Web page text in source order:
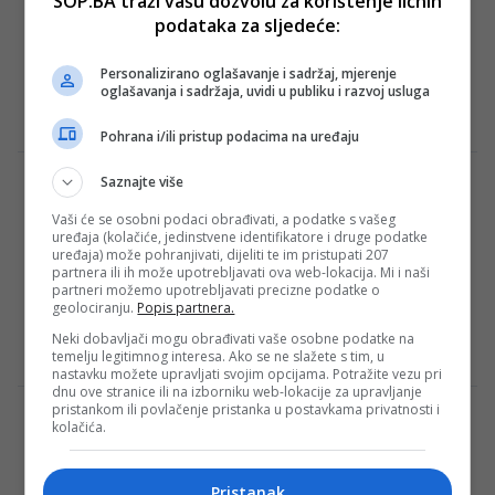
prvaka
Fudbaleri Milana večeras će od 18:45 sati
na San Siru u okviru prvog kola Lige
prvaka ugostiti Newcastle. Za Milan…
Svih osam mečeva Lige prvaka večeras
možete gledati u direktnom TV prijenosu!
Najjače klupsko nogometno natjecanje,
Liga prvaka, započinje današnjim
utakmicama 1. kola. Na teren će, među
ostalima, i branitelj naslova Manchester…
Redakcija Sop·19/09/2023
Ovo je najslabiji tim koji bi Pep mogao
izvesti protiv Crvene zvezde – i dalje je
zastrašujuć!
podataka za sljedeće:
Personalizirano oglašavanje i sadržaj, mjerenje
oglašavanja i sadržaja, uvidi u publiku i razvoj usluga
Pohrana i/ili pristup podacima na uređaju
Saznajte više
Vaši će se osobni podaci obrađivati, a podatke s vašeg
uređaja (kolačiće, jedinstvene identifikatore i druge podatke
uređaja) može pohranjivati, dijeliti te im pristupati 207
partnera ili ih može upotrebljavati ova web-lokacija. Mi i naši
partneri možemo upotrebljavati precizne podatke o
geolociranju. Popis partnera.
Neki dobavljači mogu obrađivati vaše osobne podatke na
temelju legitimnog interesa. Ako se ne slažete s tim, u
nastavku možete upravljati svojim opcijama. Potražite vezu pri
dnu ove stranice ili na izborniku web-lokacije za upravljanje
pristankom ili povlačenje pristanka u postavkama privatnosti i
kolačića.